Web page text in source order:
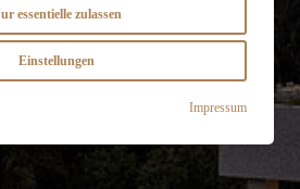
essentielle zulassen
Einstellungen
Impressum